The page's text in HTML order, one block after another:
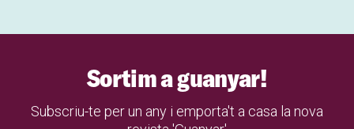
Sortim a guanyar!
Subscriu-te per un any i emporta't a casa la nova